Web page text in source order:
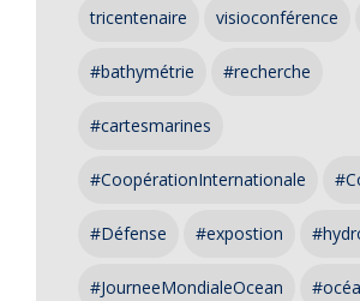
tricentenaire visioconférence
#bathymétrie #recherche
#cartesmarines
#CoopérationInternationale
#Défense #expostion
#JourneeMondialeOcean